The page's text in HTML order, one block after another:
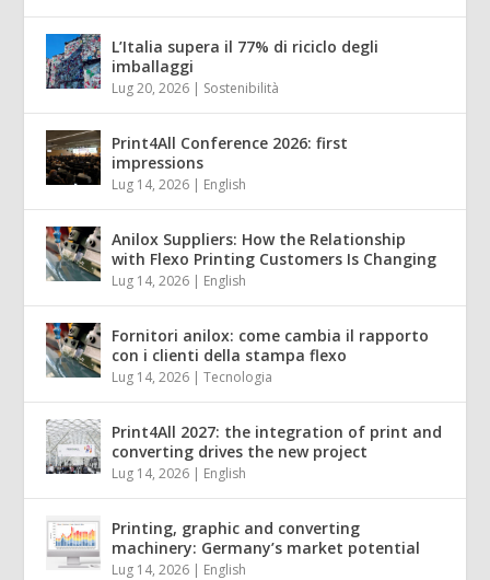
L’Italia supera il 77% di riciclo degli
imballaggi
Lug 20, 2026 | Sostenibilità
Print4All Conference 2026: first
impressions
Lug 14, 2026 | English
Anilox Suppliers: How the Relationship
with Flexo Printing Customers Is Changing
Lug 14, 2026 | English
Fornitori anilox: come cambia il rapporto
con i clienti della stampa flexo
Lug 14, 2026 |Tecnologia
Print4All 2027: the integration of print and
converting drives the new project
Lug 14, 2026 | English
Printing, graphic and converting
machinery: Germany’s market potential
Lug 14, 2026 | English